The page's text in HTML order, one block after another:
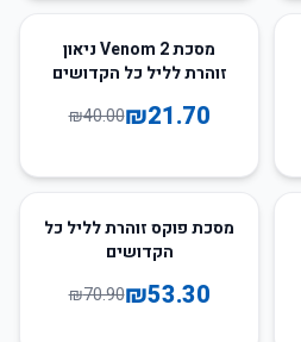
46
מסכת Venom 2 ניאון
זוהרת לליל כל הקדושים
₪21.70
₪40.00
25%מסכת פוקס זוהרת לליל כל
הקדושים
₪53.30
₪70.90